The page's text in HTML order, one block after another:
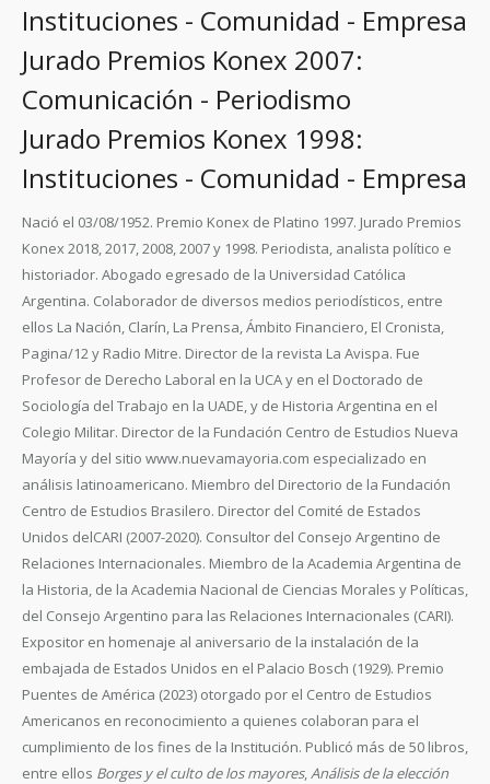
Instituciones - Comunidad - Empresa
Jurado Premios Konex 2007:
Comunicación - Periodismo
Jurado Premios Konex 1998:
Instituciones - Comunidad - Empresa
Nació el 03/08/1952. Premio Konex de Platino 1997. Jurado Premios
Konex 2018, 2017, 2008, 2007 y 1998. Periodista, analista político e
historiador. Abogado egresado de la Universidad Católica
Argentina. Colaborador de diversos medios periodísticos, entre
ellos La Nación, Clarín, La Prensa, Ámbito Financiero, El Cronista,
Pagina/12 y Radio Mitre. Director de la revista La Avispa. Fue
Profesor de Derecho Laboral en la UCA y en el Doctorado de
Sociología del Trabajo en la UADE, y de Historia Argentina en el
Colegio Militar. Director de la Fundación Centro de Estudios Nueva
Mayoría y del sitio www.nuevamayoria.com especializado en
análisis latinoamericano. Miembro del Directorio de la Fundación
Centro de Estudios Brasilero. Director del Comité de Estados
Unidos delCARI (2007-2020). Consultor del Consejo Argentino de
Relaciones Internacionales. Miembro de la Academia Argentina de
la Historia, de la Academia Nacional de Ciencias Morales y Políticas,
del Consejo Argentino para las Relaciones Internacionales (CARI).
Expositor en homenaje al aniversario de la instalación de la
embajada de Estados Unidos en el Palacio Bosch (1929). Premio
Puentes de América (2023) otorgado por el Centro de Estudios
Americanos en reconocimiento a quienes colaboran para el
cumplimiento de los fines de la Institución. Publicó más de 50 libros,
entre ellos Borges y el culto de los mayores,Análisis de la elección